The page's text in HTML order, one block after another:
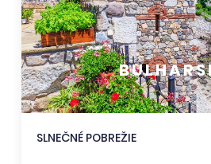
SLNEČNÉ POBREŽIE